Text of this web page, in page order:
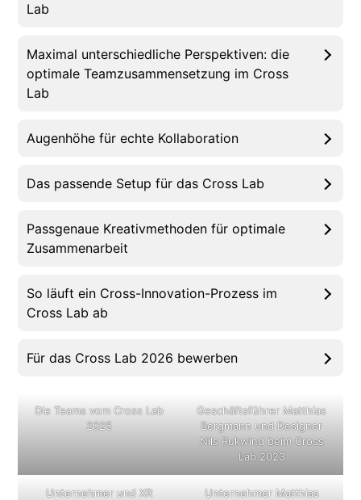
Lab
Maximal unterschiedliche Perspektiven: die
optimale Teamzusammensetzung im Cross
Lab
Augenhöhe für echte Kollaboration
Das passende Setup für das Cross Lab
Passgenaue Kreativmethoden für optimale
Zusammenarbeit
So läuft ein Cross-Innovation-Prozess im
Cross Lab ab
Für das Cross Lab 2026 bewerben
Die Teams vom Cross Lab
2025
Geschäftsführer Matthias
Bergmann und Designer
Nils Rukwind beim Cross
Lab 2023
Unternehmer und XR Unternehmer Matthias